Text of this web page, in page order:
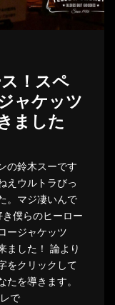
！スペ
ャケッツ
ました
の鈴木スーです
えウルトラびっ
。マジ凄いんで
僕らのヒーロー
ージャケッツ
ました！ 論より
をクリックして
を導きます。
で